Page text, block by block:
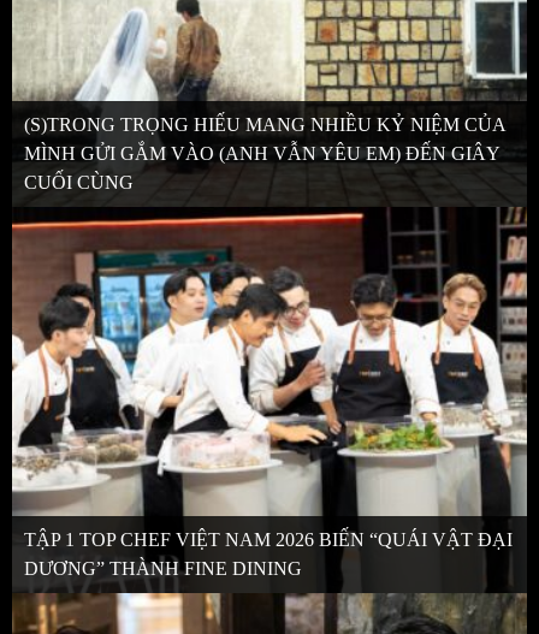
(S)TRONG TRỌNG HIẾU MANG NHIỀU KỶ NIỆM CỦA
MÌNH GỬI GẮM VÀO (ANH VẪN YÊU EM) ĐẾN GIÂY
CUỐI CÙNG
TẬP 1 TOP CHEF VIỆT NAM 2026 BIẾN “QUÁI VẬT ĐẠI
DƯƠNG” THÀNH FINE DINING